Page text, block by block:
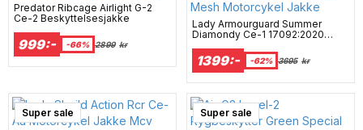
Predator Ribcage Airlight G-2
Ce-2 Beskyttelsesjakke
999:- -66% 2899 kr
Lady Armourguard Summer
Diamondy Ce-1 17092:2020
1399:- -62% 3695 kr
Super sale Super sale